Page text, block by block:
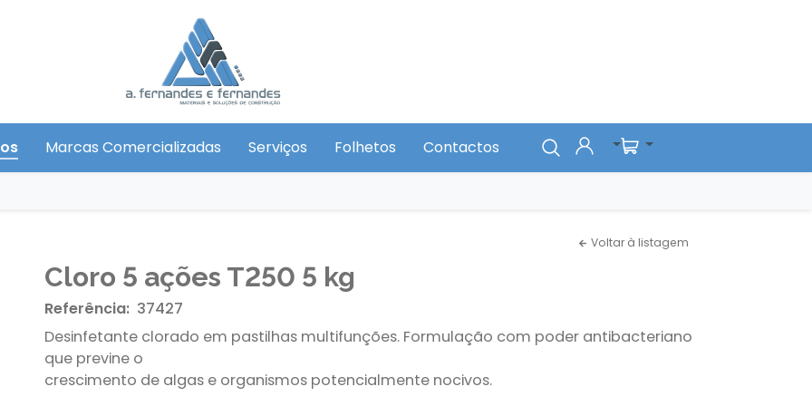
Marcas Comercializadas Serviços Folhetos Contactos
Voltar à listagem
Cloro 5 ações T250 5 kg
Referência: 37427
Desinfetante clorado em pastilhas multifunções. Formulação com poder antibacteriano
que previne o
crescimento de algas e organismos potencialmente nocivos.